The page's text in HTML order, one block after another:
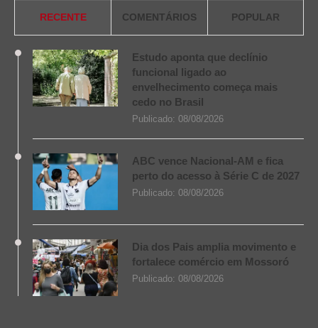
RECENTE COMENTÁRIOS POPULAR
Estudo aponta que declínio
funcional ligado ao
envelhecimento começa mais
cedo no Brasil
Publicado: 08/08/2026
ABC vence Nacional-AM e fica
perto do acesso à Série C de 2027
Publicado: 08/08/2026
Dia dos Pais amplia movimento e
fortalece comércio em Mossoró
Publicado: 08/08/2026